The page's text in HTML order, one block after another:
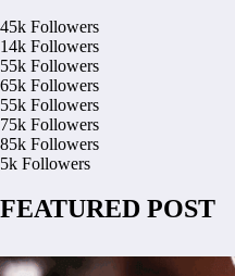
45k Followers
14k Followers
55k Followers
65k Followers
55k Followers
75k Followers
85k Followers
5k Followers
FEATURED POST